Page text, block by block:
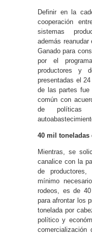
Definir en la
cooperación
sistemas
además
Ganado para
por el
productores y
presentadas el
de las partes fue
común con
de políticas
40 mil toneladas
Mientras, se
canalice con la
de
mínimo
rodeos, es de
para afrontar los
tonelada por
político y
comercialización